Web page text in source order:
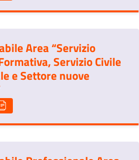
Area “Servizio
Servizio Civile
e Settore nuove